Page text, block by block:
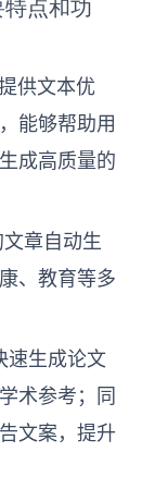
点和功
供文本优
能够帮助用
成高质量的
章自动生
、教育等多
速生成论文
术参考；同
文案，提升